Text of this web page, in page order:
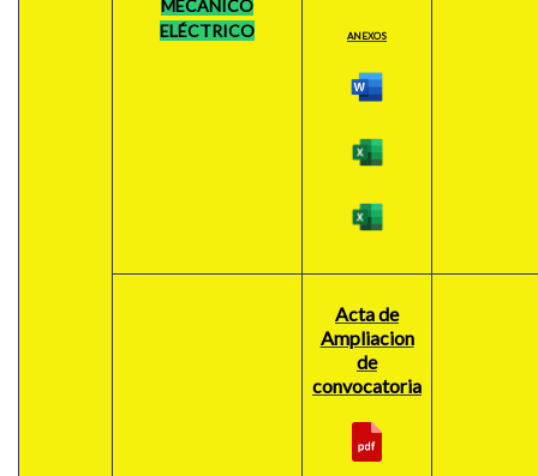
MECÁNICO
ELÉCTRICO
ANEXOS
Acta de
Ampliacion
de
convocatoria